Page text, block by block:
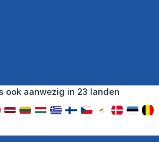
ook aanwezig in 23 landen